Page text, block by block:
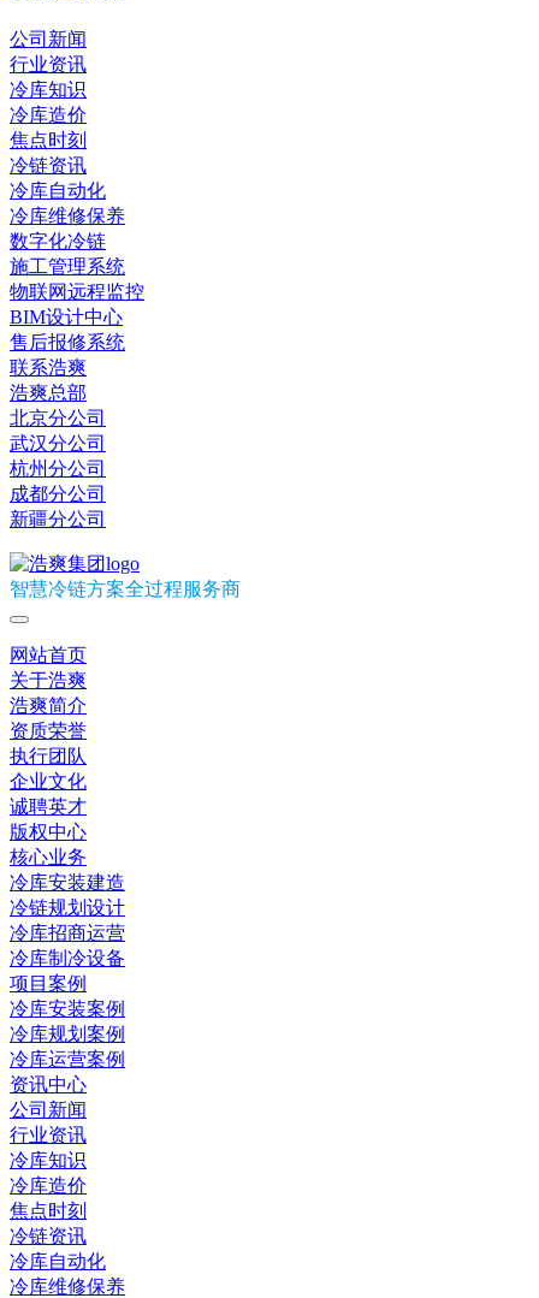
公司新闻
行业资讯
冷库知识
冷库造价
焦点时刻
冷链资讯
冷库自动化
冷库维修保养
数字化冷链
施工管理系统
物联网远程监控
BIM设计中心
售后报修系统
联系浩爽
浩爽总部
北京分公司
武汉分公司
杭州分公司
成都分公司
新疆分公司
智慧冷链方案全过程服务商
网站首页
关于浩爽
浩爽简介
资质荣誉
执行团队
企业文化
诚聘英才
版权中心
核心业务
冷库安装建造
冷链规划设计
冷库招商运营
冷库制冷设备
项目案例
冷库安装案例
冷库规划案例
冷库运营案例
资讯中心
公司新闻
行业资讯
冷库知识
冷库造价
焦点时刻
冷链资讯
冷库自动化
冷库维修保养